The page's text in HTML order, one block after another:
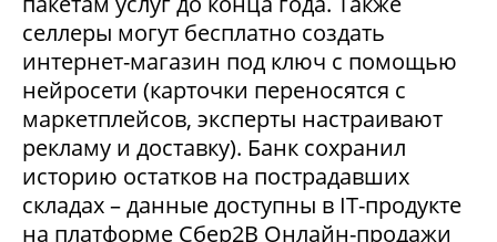
селлеры могут бесплатно создать
интернет-магазин под ключ с помощью
нейросети (карточки переносятся с
маркетплейсов, эксперты настраивают
рекламу и доставку). Банк сохранил
историю остатков на пострадавших
складах – данные доступны в IT-продукте
на платформе Сбер2В Онлайн-продажи